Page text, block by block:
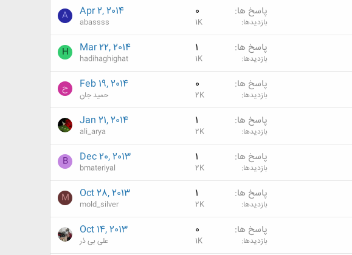
پاسخ ها 0
بازدیدها 1K
Apr 2, 2014
abassss
A
پاسخ ها 1
بازدیدها 1K
Mar 22, 2014
hadihaghighat
H
پاسخ ها 0
بازدیدها 2K
Feb 19, 2014
حمید جان ح
پاسخ ها 1
بازدیدها 2K
Jan 21, 2014
ali_arya
پاسخ ها 1
بازدیدها 2K
Dec 20, 2013
bmateriyal
B
پاسخ ها 1
بازدیدها 2K
Oct 28, 2013
mold_silver
M
پاسخ ها 0
بازدیدها 1K
Oct 14, 2013
علی بی ذر